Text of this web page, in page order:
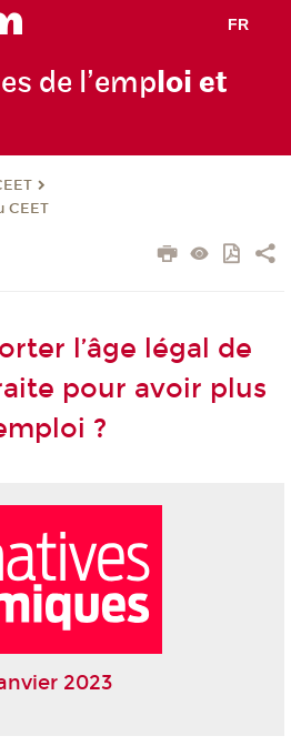
FR
de l’emploi et
CEET
l’âge légal de
pour avoir plus
?
2023